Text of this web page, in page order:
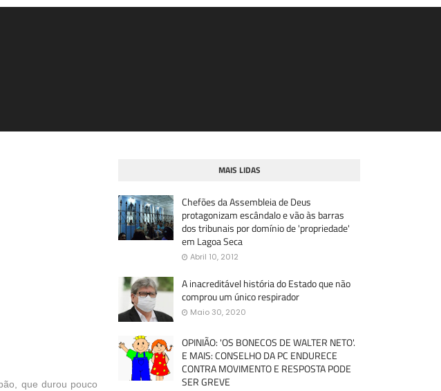
que durou pouco
MAIS LIDAS
Chefões da Assembleia de Deus
protagonizam escândalo e vão às barras
dos tribunais por domínio de 'propriedade'
em Lagoa Seca
Abril 10, 2012
A inacreditável história do Estado que não
comprou um único respirador
Maio 30, 2020
OPINIÃO: 'OS BONECOS DE WALTER NETO'.
E MAIS: CONSELHO DA PC ENDURECE
CONTRA MOVIMENTO E RESPOSTA PODE
SER GREVE